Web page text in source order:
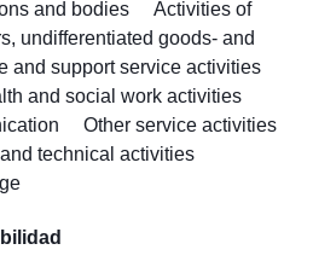
and bodies
Activities of
undifferentiated goods- and
and support service activities
and social work activities
Other service activities
technical activities